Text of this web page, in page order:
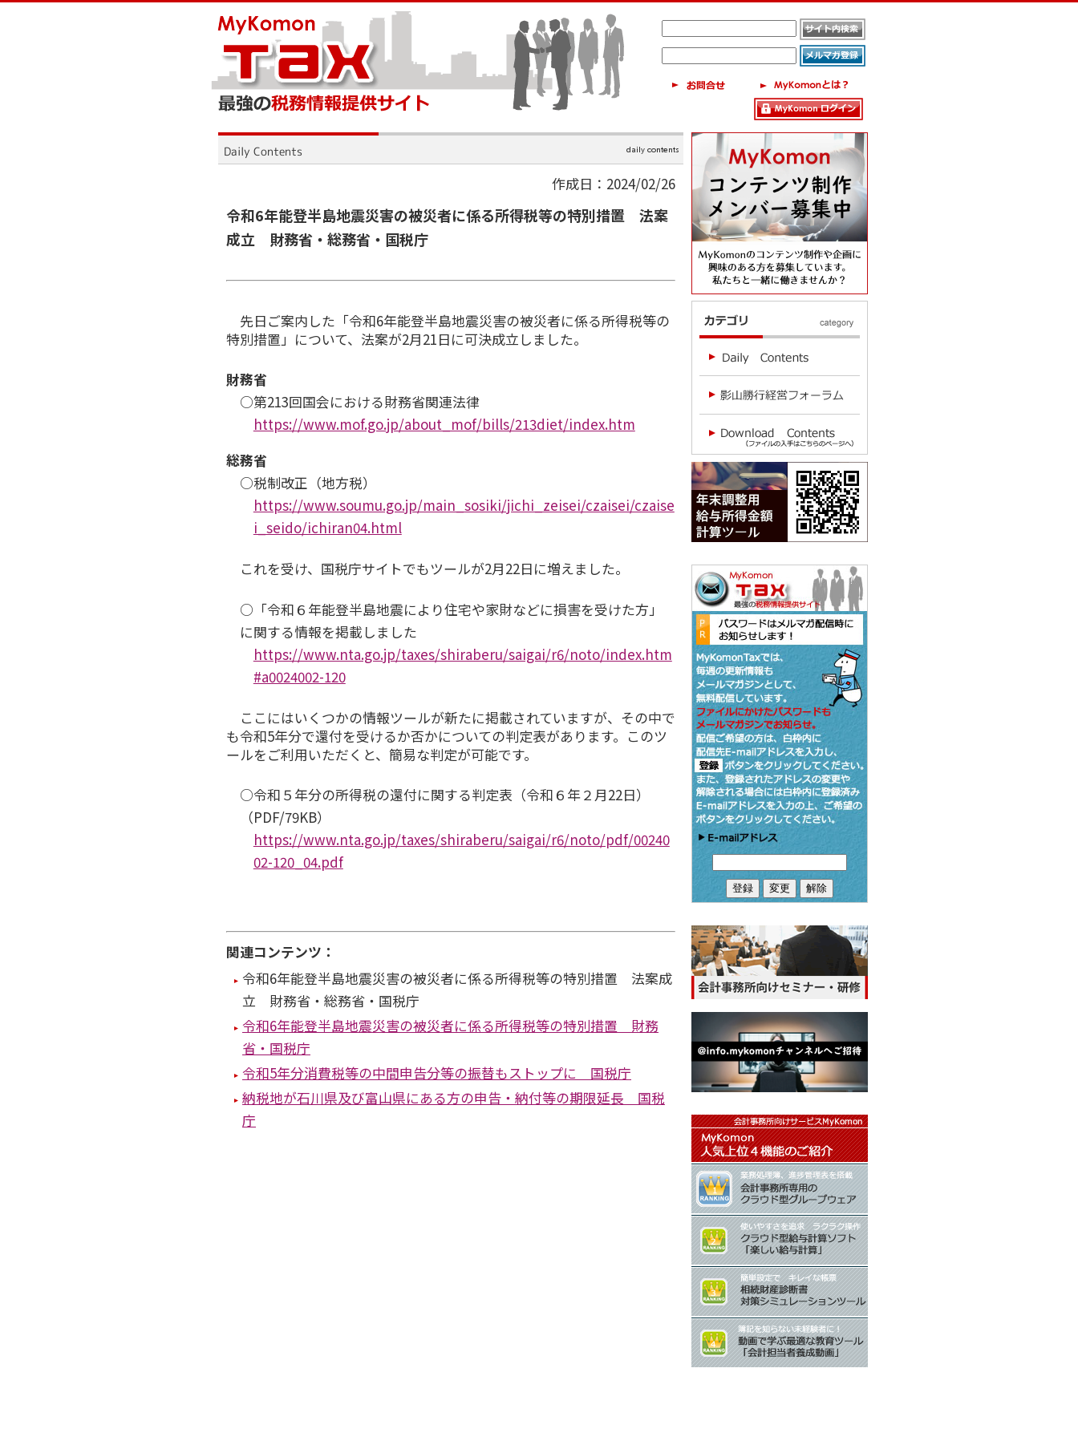
作成日：2024/02/26
令和6年能登半島地震災害の被災者に係る所得税等の特別措置 法案
成立 財務省・総務省・国税庁
先日ご案内した「令和6年能登半島地震災害の被災者に係る所得税等の
特別措置」について、法案が2月21日に可決成立しました。
財務省
○第213回国会における財務省関連法律
https://www.mof.go.jp/about_mof/bills/213diet/index.htm
総務省
○税制改正（地方税）
https://www.soumu.go.jp/main_sosiki/jichi_zeisei/czaisei/czaise
i_seido/ichiran04.html
これを受け、国税庁サイトでもツールが2月22日に増えました。
○「令和６年能登半島地震により住宅や家財などに損害を受けた方」
に関する情報を掲載しました
https://www.nta.go.jp/taxes/shiraberu/saigai/r6/noto/index.htm
#a0024002-120
ここにはいくつかの情報ツールが新たに掲載されていますが、その中で
も令和5年分で還付を受けるか否かについての判定表があります。このツ
ールをご利用いただくと、簡易な判定が可能です。
○令和５年分の所得税の還付に関する判定表（令和６年２月22日）
（PDF/79KB）
https://www.nta.go.jp/taxes/shiraberu/saigai/r6/noto/pdf/00240
02-120_04.pdf
関連コンテンツ：
令和6年能登半島地震災害の被災者に係る所得税等の特別措置 法案成
立 財務省・総務省・国税庁
令和6年能登半島地震災害の被災者に係る所得税等の特別措置 財務
省・国税庁
令和5年分消費税等の中間申告分等の振替もストップに 国税庁
納税地が石川県及び富山県にある方の申告・納付等の期限延長 国税
庁